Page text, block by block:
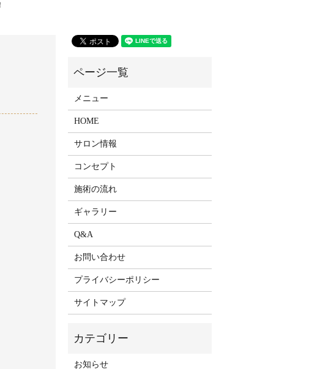
メニュー
HOME
サロン情報
コンセプト
施術の流れ
ギャラリー
Q&A
お問い合わせ
プライバシーポリシー
サイトマップ
お知らせ